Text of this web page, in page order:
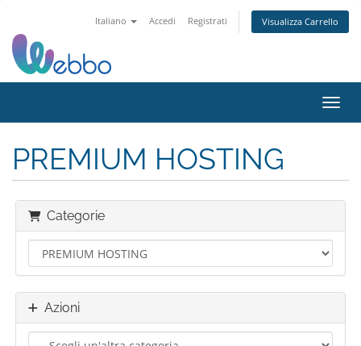
Italiano Accedi Registrati Visualizza Carrello
PREMIUM HOSTING
Categorie
Azioni